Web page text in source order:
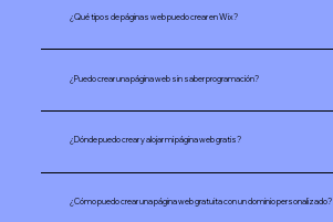
¿Qué tipos de páginas web puedo crear en Wix?
¿Puedo crear una página web sin saber programación?
¿Dónde puedo crear y alojar mi página web gratis?
¿Cómo puedo crear una página web gratuita con un dominio personalizado?